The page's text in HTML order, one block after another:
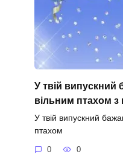
У твій випускний
вільним птахом з
У твій випускний
птахом
0 0